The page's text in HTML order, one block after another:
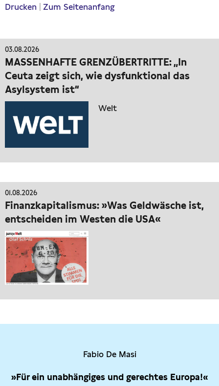
Drucken Zum Seitenanfang
03.08.2026
MASSENHAFTE GRENZÜBERTRITTE: „In
Ceuta zeigt sich, wie dysfunktional das
Asylsystem ist“
Welt
01.08.2026
Finanzkapitalismus: »Was Geldwäsche ist,
entscheiden im Westen die USA«
Fabio De Masi
»Für ein unabhängiges und gerechtes Europa!«